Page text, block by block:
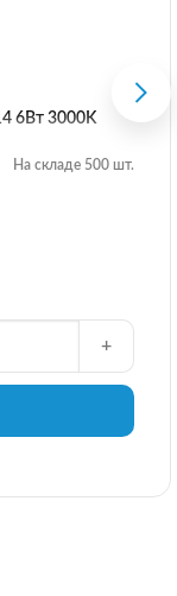
6Вт 3000K
На складе 500 шт.
+